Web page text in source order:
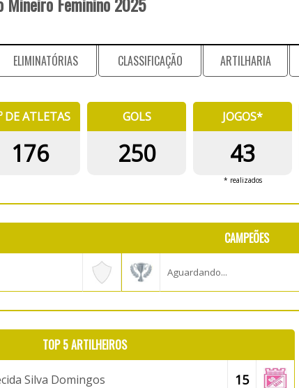
ELIMINATÓRIAS CLASSIFICAÇÃO ARTILHARIA
DE ATLETAS
176
GOLS
250
JOGOS*
43
* realizados
CAMPEÕES
Aguardando...
TOP 5 ARTILHEIROS
Silva Domingos 15